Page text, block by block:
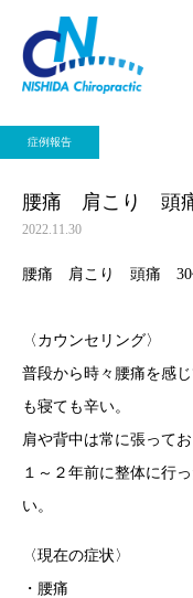
症例報告
腰痛 肩こり 頭
2022.11.30
腰痛 肩こり 頭痛 30
〈カウンセリング〉
普段から時々腰痛を感
も寝ても辛い。
肩や背中は常に張って
１～２年前に整体に行
い。
〈現在の症状〉
・腰痛